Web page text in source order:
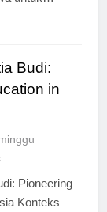
Budi:
in
Pioneering